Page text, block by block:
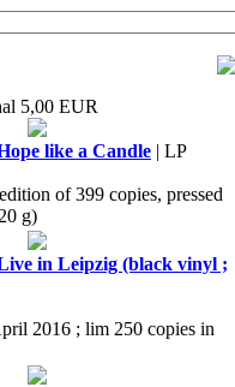
5,00 EUR
like a Candle | LP
of 399 copies, pressed
g)
in Leipzig (black vinyl ;
2016 ; lim 250 copies in